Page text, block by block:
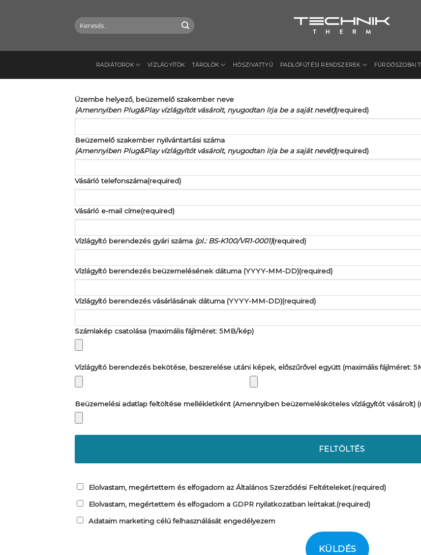
Keresés
a
RADIÁTOROK VÍZLÁGYÍTÓK TÁROLÓK HŐSZIVATTYÚ PADLÓFŰTÉSI RENDSZEREK FÜRDŐSZOBAI
Üzembe helyező, beüzemelő szakember neve
(Amennyiben Plug&Play vízlágyítót vásárolt, nyugodtan írja be a saját nevét)(required)
Beüzemelő szakember nyilvántartási száma
(Amennyiben Plug&Play vízlágyítót vásárolt, nyugodtan írja be a saját nevét)(required)
Vásárló telefonszáma(required)
Vásárló e-mail címe(required)
Vízlágyító berendezés gyári száma (pl.: BS-K100/VR1-0001)(required)
Vízlágyító berendezés beüzemelésének dátuma (YYYY-MM-DD)(required)
Vízlágyító berendezés vásárlásának dátuma (YYYY-MM-DD)(required)
Számlakép csatolása (maximális fájlméret: 5MB/kép)
Vízlágyító berendezés bekötése, beszerelése utáni képek, előszűrővel együtt (maximális fájlméret:
Beüzemelési adatlap feltöltése mellékletként (Amennyiben beüzemelésköteles vízlágyítót vásárolt)
FELTÖLTÉS
Elolvastam, megértettem és elfogadom az Általános Szerződési Feltételeket.(required)
Elolvastam, megértettem és elfogadom a GDPR nyilatkozatban leírtakat.(required)
Adataim marketing célú felhasználását engedélyezem
KÜLDÉS